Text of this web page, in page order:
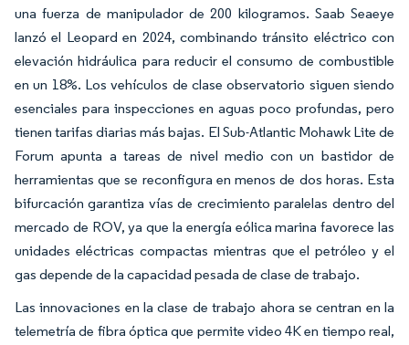
una fuerza de manipulador de 200 kilogramos. Saab Seaeye
lanzó el Leopard en 2024, combinando tránsito eléctrico con
elevación hidráulica para reducir el consumo de combustible
en un 18%. Los vehículos de clase observatorio siguen siendo
esenciales para inspecciones en aguas poco profundas, pero
tienen tarifas diarias más bajas. El Sub-Atlantic Mohawk Lite de
Forum apunta a tareas de nivel medio con un bastidor de
herramientas que se reconfigura en menos de dos horas. Esta
bifurcación garantiza vías de crecimiento paralelas dentro del
mercado de ROV, ya que la energía eólica marina favorece las
unidades eléctricas compactas mientras que el petróleo y el
gas depende de la capacidad pesada de clase de trabajo.
Las innovaciones en la clase de trabajo ahora se centran en la
telemetría de fibra óptica que permite video 4K en tiempo real,